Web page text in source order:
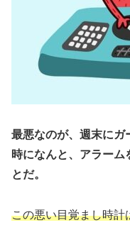
最悪なのが、週末にガ
時になんと、アラーム
とだ。
この悪い目覚まし時計